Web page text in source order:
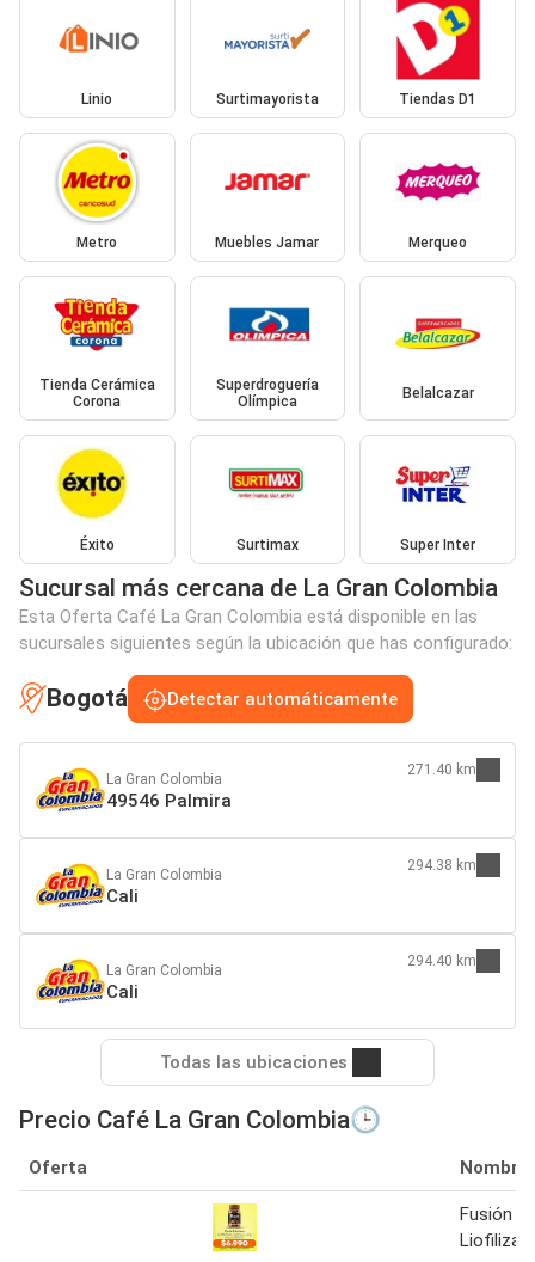
Linio Surtimayorista Tiendas D1
Metro Muebles Jamar Merqueo
Tienda Cerámica
Corona
Superdroguería
Olímpica
Belalcazar
Éxito Surtimax Super Inter
Sucursal más cercana de La Gran Colombia
Esta Oferta Café La Gran Colombia está disponible en las
sucursales siguientes según la ubicación que has configurado:
Bogotá Detectar automáticamente
La Gran Colombia
49546 Palmira
271.40 km
La Gran Colombia
Cali
294.38 km
La Gran Colombia
Cali
294.40 km
Todas las ubicaciones
Precio Café La Gran Colombia🕒
Oferta Nombre
Fusión